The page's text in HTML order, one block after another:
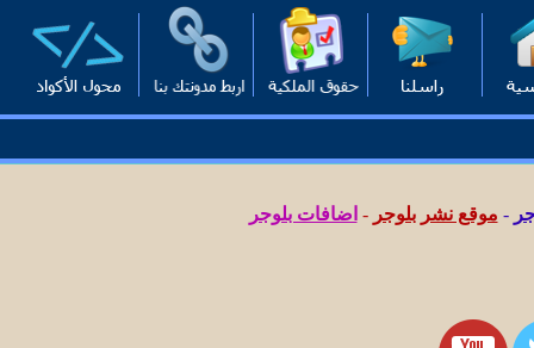
- موقع نشر بلوجر - اضافات بلوجر